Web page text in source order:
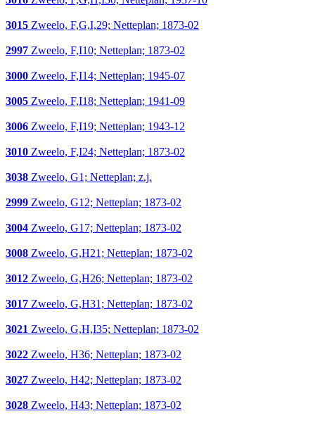
3015 Zweelo, F,G,I,29; Netteplan; 1873-02
2997 Zweelo, F,I10; Netteplan; 1873-02
3000 Zweelo, F,I14; Netteplan; 1945-07
3005 Zweelo, F,I18; Netteplan; 1941-09
3006 Zweelo, F,I19; Netteplan; 1943-12
3010 Zweelo, F,I24; Netteplan; 1873-02
3038 Zweelo, G1; Netteplan; z.j.
2999 Zweelo, G12; Netteplan; 1873-02
3004 Zweelo, G17; Netteplan; 1873-02
3008 Zweelo, G,H21; Netteplan; 1873-02
3012 Zweelo, G,H26; Netteplan; 1873-02
3017 Zweelo, G,H31; Netteplan; 1873-02
3021 Zweelo, G,H,I35; Netteplan; 1873-02
3022 Zweelo, H36; Netteplan; 1873-02
3027 Zweelo, H42; Netteplan; 1873-02
3028 Zweelo, H43; Netteplan; 1873-02